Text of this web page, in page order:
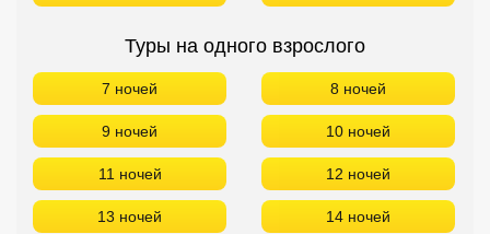
Туры на одного взрослого
7 ночей 8 ночей
9 ночей 10 ночей
11 ночей 12 ночей
13 ночей 14 ночей